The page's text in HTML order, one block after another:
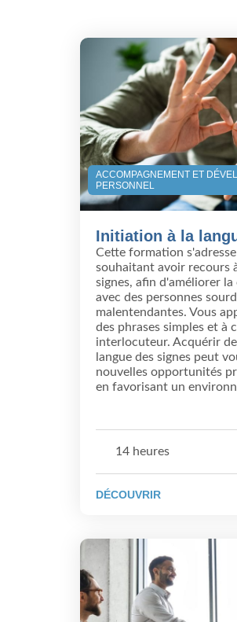
ACCOMPAGNEMENT ET
PERSONNEL
Initiation à la
Cette formation
souhaitant avoir recours
signes, afin d'améliorer
avec des personnes
malentendantes. Vous
des phrases simples et à
interlocuteur. Acquérir
langue des signes peut
nouvelles opportunités
en favorisant un
14 heures
DÉCOUVRIR